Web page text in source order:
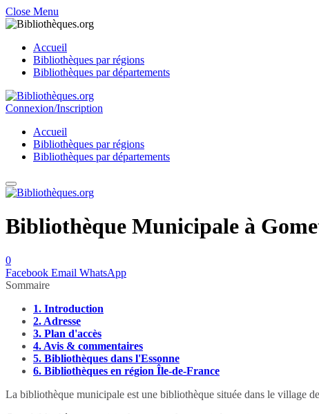
Close Menu
Accueil
Bibliothèques par régions
Bibliothèques par départements
Connexion/Inscription
Accueil
Bibliothèques par régions
Bibliothèques par départements
Bibliothèque Municipale à
0
Facebook Email WhatsApp
Sommaire
1. Introduction
2. Adresse
3. Plan d'accès
4. Avis & commentaires
5. Bibliothèques dans l'Essonne
6. Bibliothèques en région Île-de-France
La bibliothèque municipale est une bibliothèque située dans le village